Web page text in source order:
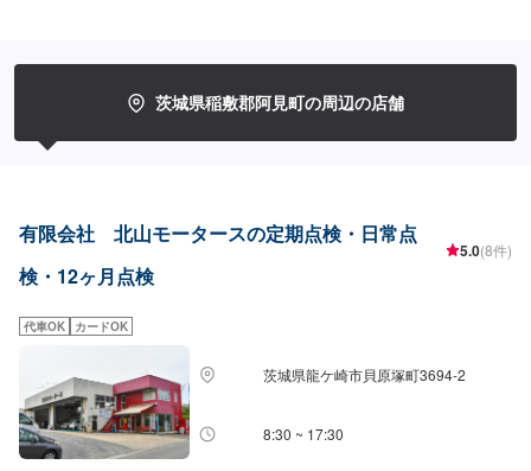
愛車に注ぎます。ディーラーと比べても遜色ない技術力から生まれる修理品
質への絶対の自信。とにかく安心してお任せください。<ご希望と条件に応じ
客様目線での最善のメニューと車輌価値をできる限り下げない処理をいかに
い合わせ【2】お見積り【3】お見積りにご納得いただければ作業開始【4】
仕上がり次第納車-----納期について-----納期は通常1日～2日程度で納車となり
ます。(要相談)納期は前後する場合がございます。予めご了承ください。-----
ご来店時の注意、受付方法-----入庫の際はお気をつけてお越しください。駐車
ッフへ「メンテモで予約しました」とお伝えください。ご案内いたします。
茨城県稲敷郡阿見町の周辺の店舗
有限会社 北山モータースの定期点検・日常点
検・12ヶ月点検
5.0(8件)
代車OK カードOK
茨城県龍ケ崎市貝原塚町3694-2
8:30 ~ 17:30